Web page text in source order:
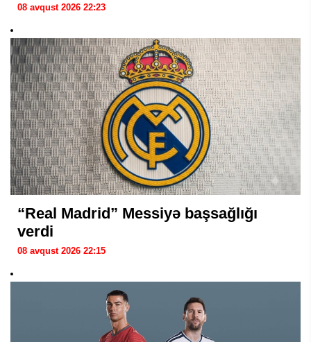
08 avqust 2026 22:23
“Real Madrid” Messiyə başsağlığı
verdi
08 avqust 2026 22:15